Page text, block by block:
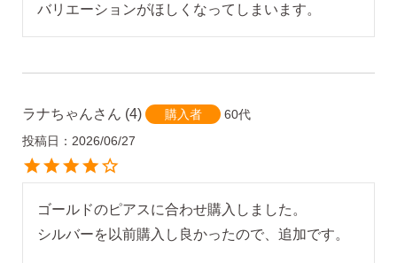
バリエーションがほしくなってしまいます。
ラナちゃん 4 購入者
60代
投稿日
2026/06/27
ゴールドのピアスに合わせ購入しました。
シルバーを以前購入し良かったので、追加です。